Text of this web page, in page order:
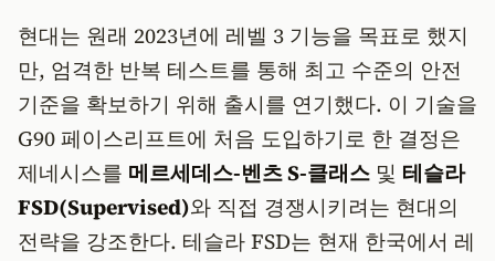
​현대는 원래 2023년에 레벨 3 기능을 목표로 했지
만, 엄격한 반복 테스트를 통해 최고 수준의 안전
기준을 확보하기 위해 출시를 연기했다. 이 기술을
G90 페이스리프트에 처음 도입하기로 한 결정은
제네시스를 메르세데스-벤츠 S-클래스 및 테슬라
FSD(Supervised)와 직접 경쟁시키려는 현대의
전략을 강조한다. 테슬라 FSD는 현재 한국에서 레